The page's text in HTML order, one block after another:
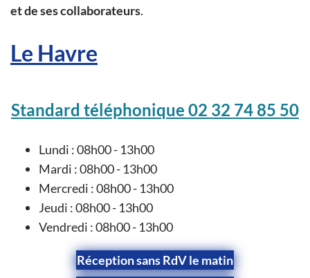
et de ses collaborateurs.
Le Havre
Standard téléphonique 02 32 74 85 50
Lundi : 08h00 - 13h00
Mardi : 08h00 - 13h00
Mercredi : 08h00 - 13h00
Jeudi : 08h00 - 13h00
Vendredi : 08h00 - 13h00
Réception sans RdV le matin